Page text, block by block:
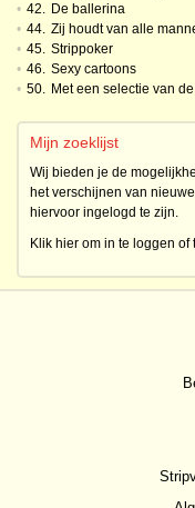
• 42. De ballerina
• 44. Zij houdt van alle
• 45. Strippoker
• 46. Sexy cartoons
• 50. Met een selectie van
Mijn zoeklijst
Wij bieden je de
het verschijnen van
hiervoor ingelogd te zijn.
Klik hier om in te loggen of